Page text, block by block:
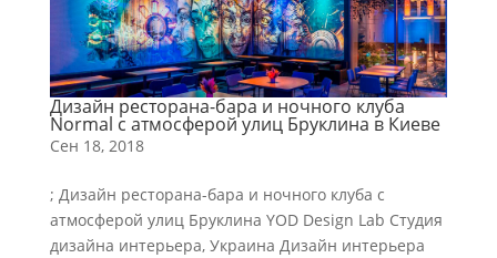
Дизайн ресторана-бара и ночного клуба
Normal с атмосферой улиц Бруклина в Киеве
Сен 18, 2018
; Дизайн ресторана-бара и ночного клуба с
атмосферой улиц Бруклина YOD Design Lab Студия
дизайна интерьера, Украина Дизайн интерьера